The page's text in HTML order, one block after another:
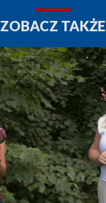
ZOBACZ TAKŻE